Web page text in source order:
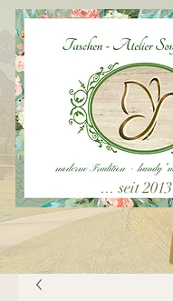
... seit 2013